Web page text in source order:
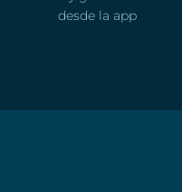
desde la app